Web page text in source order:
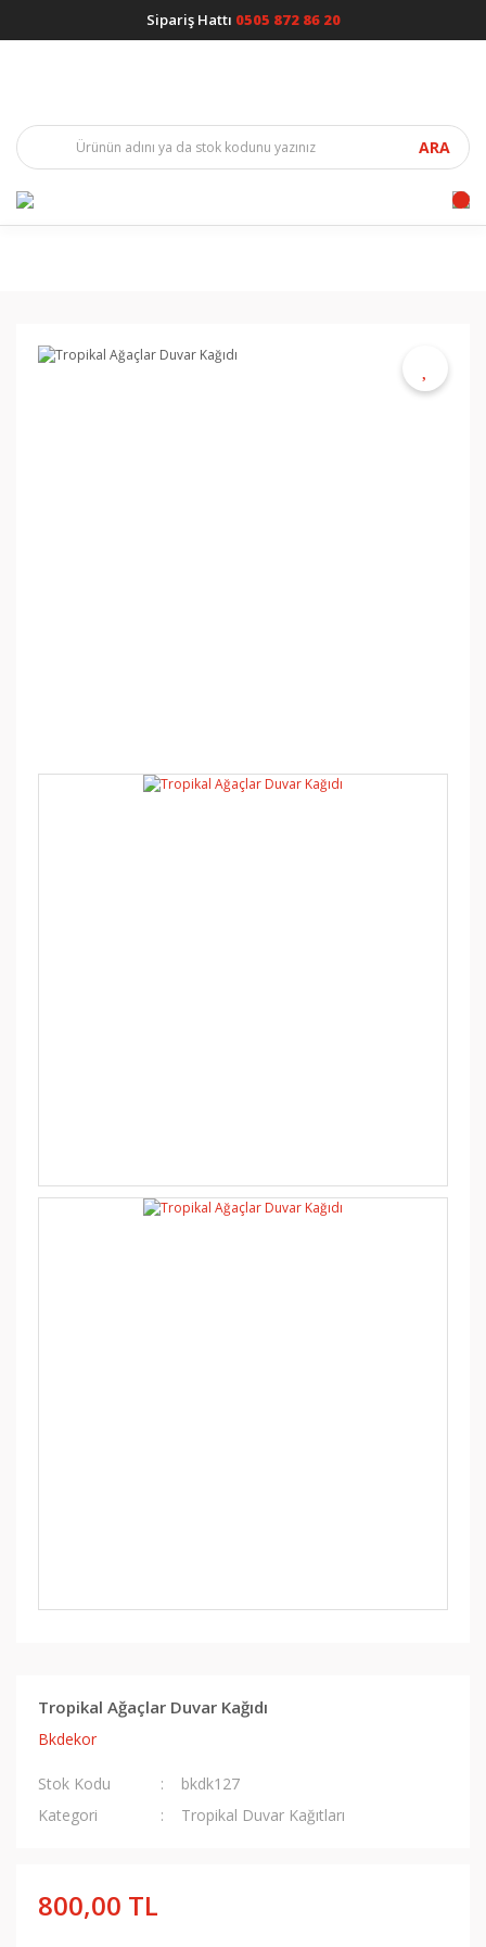
Sipariş Hattı 0505 872 86 20
ARA
Tropikal Ağaçlar Duvar Kağıdı
Bkdekor
Stok Kodu
bkdk127
Kategori
Tropikal Duvar Kağıtları
800,00 TL